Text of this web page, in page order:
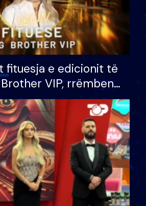
fituesja e edicionit të
VIP, rrëmben
prej 100 mijë eurosh